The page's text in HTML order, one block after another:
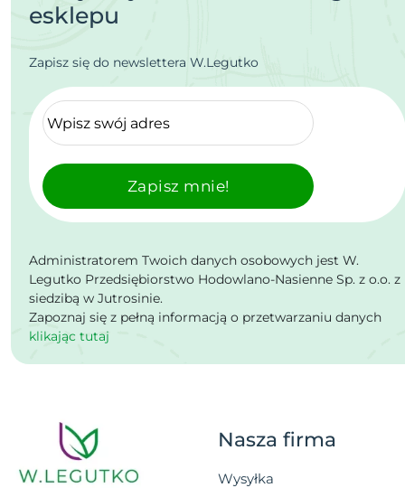
esklepu
Zapisz się do newslettera W.Legutko
Zapisz mnie!
Administratorem Twoich danych osobowych jest W.
Legutko Przedsiębiorstwo Hodowlano-Nasienne Sp. z o.o. z
siedzibą w Jutrosinie.
Zapoznaj się z pełną informacją o przetwarzaniu danych
klikając tutaj
Nasza firma
Wysyłka